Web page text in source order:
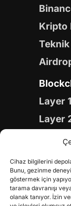
Cihaz bilgilerini
Bunu, gezinme
göstermek için
tarama davranışı
olanak tanıyor. İzin
Kripto
Layer
Layer
RWA